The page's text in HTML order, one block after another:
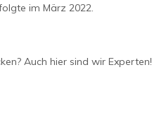
im März 2022.
Auch hier sind wir Experten!